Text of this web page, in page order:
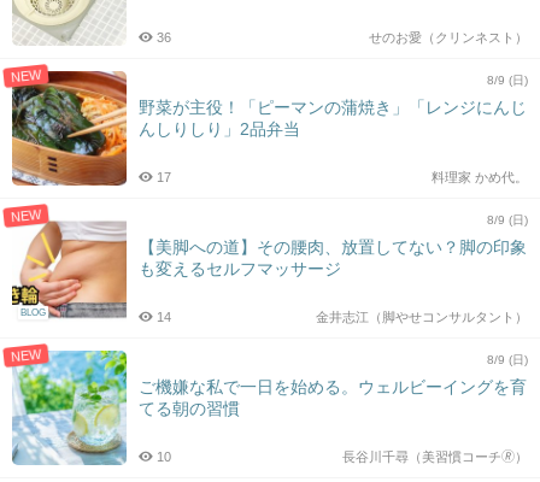
せのお愛（クリンネスト）
36
NEW 8/9 (日)
野菜が主役！「ピーマンの蒲焼き」「レンジにんじ
んしりしり」2品弁当
料理家 かめ代。
17
NEW
BLOG
8/9 (日)
【美脚への道】その腰肉、放置してない？脚の印象
も変えるセルフマッサージ
金井志江（脚やせコンサルタント）
14
NEW 8/9 (日)
ご機嫌な私で一日を始める。ウェルビーイングを育
てる朝の習慣
長谷川千尋（美習慣コーチ🄬）
10